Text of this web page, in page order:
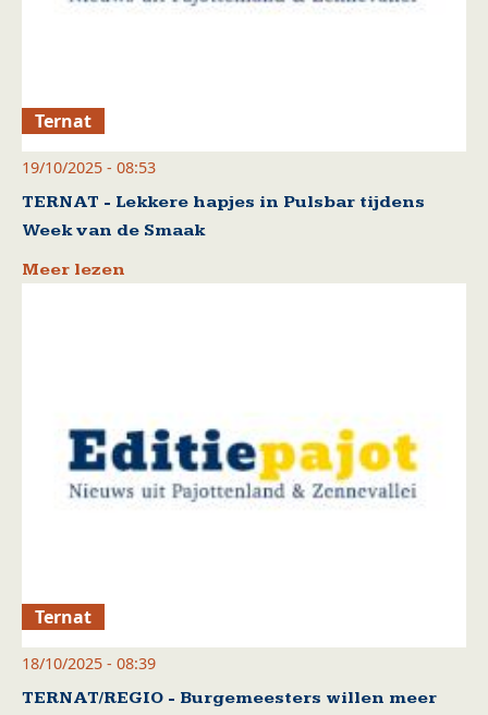
Ternat
19/10/2025 - 08:53
TERNAT - Lekkere hapjes in Pulsbar tijdens
Week van de Smaak
Meer lezen
Ternat
18/10/2025 - 08:39
TERNAT/REGIO - Burgemeesters willen meer